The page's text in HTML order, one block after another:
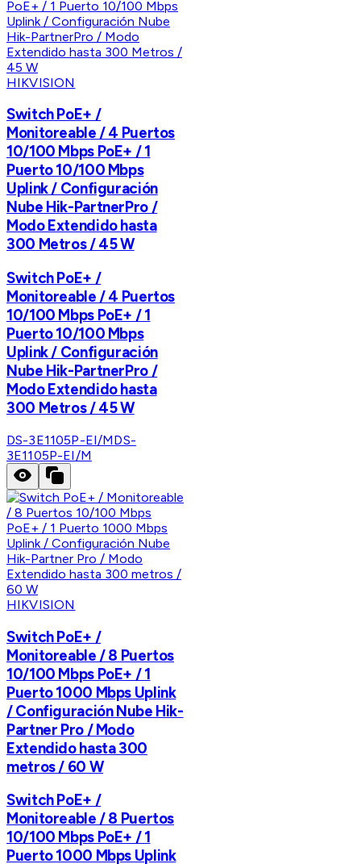
HIKVISION
Switch PoE+ /
Monitoreable / 4 Puertos
10/100 Mbps PoE+ / 1
Puerto 10/100 Mbps
Uplink / Configuración
Nube Hik-PartnerPro /
Modo Extendido hasta
300 Metros / 45 W
Switch PoE+ /
Monitoreable / 4 Puertos
10/100 Mbps PoE+ / 1
Puerto 10/100 Mbps
Uplink / Configuración
Nube Hik-PartnerPro /
Modo Extendido hasta
300 Metros / 45 W
DS-3E1105P-EI/MDS-
3E1105P-EI/M
HIKVISION
Switch PoE+ /
Monitoreable / 8 Puertos
10/100 Mbps PoE+ / 1
Puerto 1000 Mbps Uplink
/ Configuración Nube Hik-
Partner Pro / Modo
Extendido hasta 300
metros / 60 W
Switch PoE+ /
Monitoreable / 8 Puertos
10/100 Mbps PoE+ / 1
Puerto 1000 Mbps Uplink